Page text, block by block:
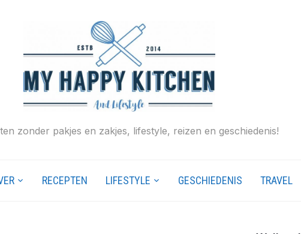
zonder pakjes en zakjes, lifestyle, reizen en geschiedenis!
RECEPTEN LIFESTYLE GESCHIEDENIS TRAVEL